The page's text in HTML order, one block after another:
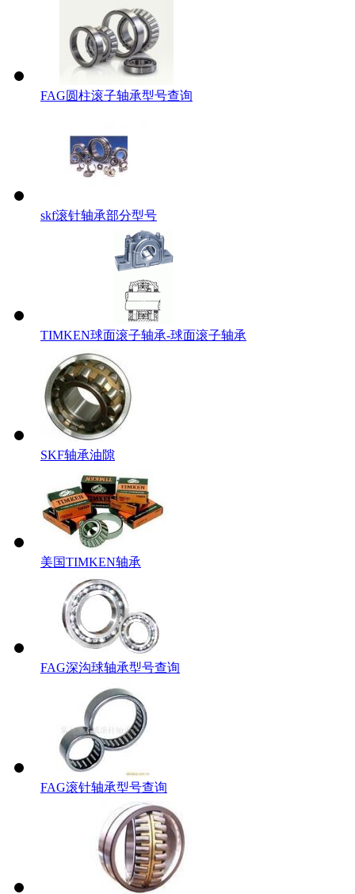
FAG圆柱滚子轴承型号查询
skf滚针轴承部分型号
TIMKEN球面滚子轴承-球面滚子轴承
SKF轴承油隙
美国TIMKEN轴承
FAG深沟球轴承型号查询
FAG滚针轴承型号查询